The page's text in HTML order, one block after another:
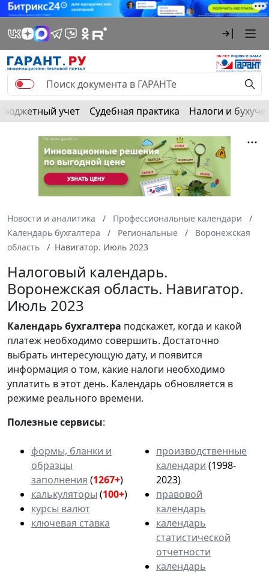
Бюджетный учет Судебная практика Налоги и
Новости и аналитика
Профессиональные календари
Календарь бухгалтера
Региональные
Воронежская
область
Навигатор. Июль 2023
Налоговый календарь.
Воронежская область. Навигатор.
Июль 2023
Календарьбухгалтера подскажет, когда и какой
платеж необходимо совершить. Достаточно
выбрать интересующую дату, и появится
информация о том, какие налоги необходимо
уплатить в этот день. Календарь обновляется в
режиме реального времени.
Полезные сервисы:
формы, бланки и
образцы
заполнения (1267+)
калькуляторы (100+)
курсы валют
ключевая ставка
производственные
календари (1998-
2023)
правовой
календарь
календарь
статистической
отчетности
календарь